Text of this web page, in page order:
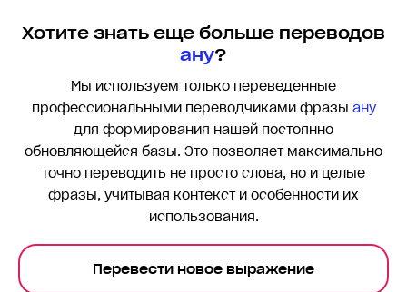
Хотите знать еще больше переводов
ану?
Мы используем только переведенные
профессиональными переводчиками фразы ану
для формирования нашей постоянно
обновляющейся базы. Это позволяет максимально
точно переводить не просто слова, но и целые
фразы, учитывая контекст и особенности их
использования.
Перевести новое выражение